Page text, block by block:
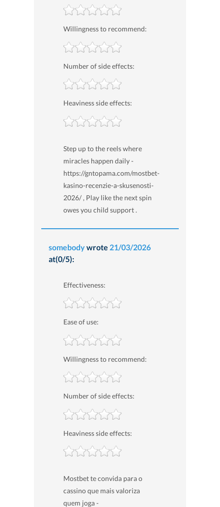
Willingness to recommend:
Number of side effects:
Heaviness side effects:
Step up to the reels where
miracles happen daily -
https://gntopama.com/mostbet-
kasino-recenzie-a-skusenosti-
2026/ , Play like the next spin
owes you child support .
somebodywrote 21/03/2026
at(0/5):
Effectiveness:
Ease of use:
Willingness to recommend:
Number of side effects:
Heaviness side effects:
Mostbet te convida para o
cassino que mais valoriza
quem joga -